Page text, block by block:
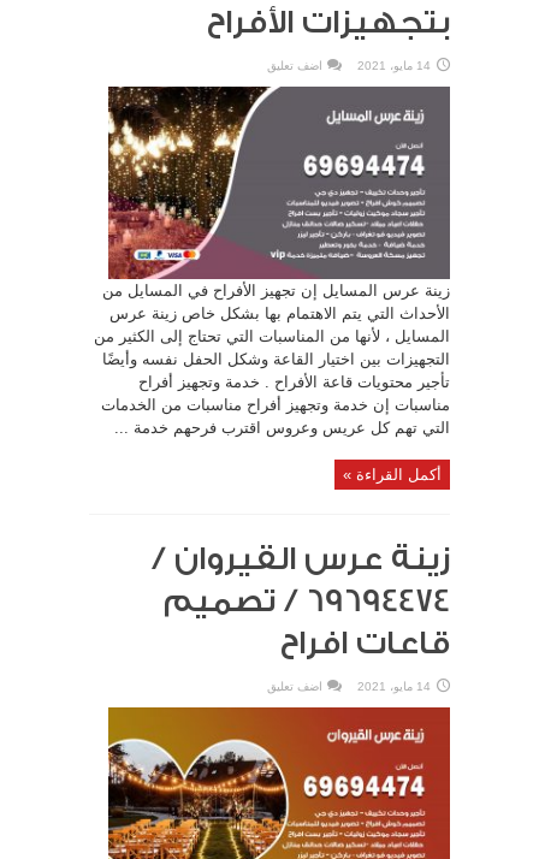
بتجهيزات الأفراح
14 مايو، 2021 اضف تعليق
زينة عرس المسايل إن تجهيز الأفراح في المسايل من
الأحداث التي يتم الاهتمام بها بشكل خاص زينة عرس
المسايل ، لأنها من المناسبات التي تحتاج إلى الكثير من
التجهيزات بين اختيار القاعة وشكل الحفل نفسه وأيضًا
تأجير محتويات قاعة الأفراح . خدمة وتجهيز أفراح
مناسبات إن خدمة وتجهيز أفراح مناسبات من الخدمات
التي تهم كل عريس وعروس اقترب فرحهم خدمة ...
أكمل القراءة »
زينة عرس القيروان /
69694474 / تصميم
قاعات افراح
14 مايو، 2021 اضف تعليق